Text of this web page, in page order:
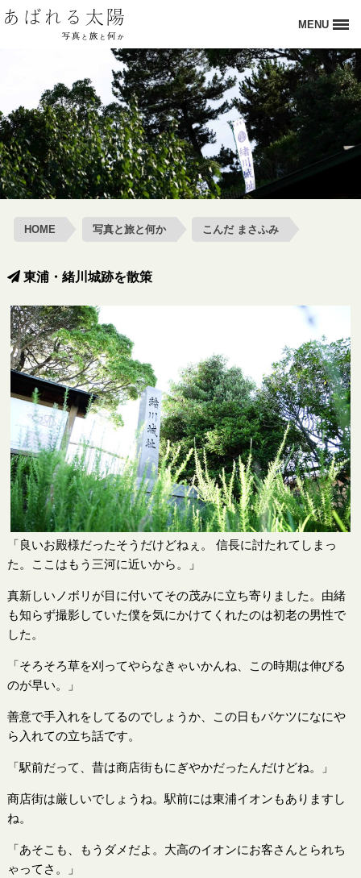
MENU
写真と旅と何か
旅寫眞部
オトナの野外活動
お問い合わせ
HOME 写真と旅と何か こんだ まさふみ
東浦・緒川城跡を散策
「良いお殿様だったそうだけどねぇ。 信長に討たれてしまっ
た。ここはもう三河に近いから。」
真新しいノボリが目に付いてその茂みに立ち寄りました。由緒
も知らず撮影していた僕を気にかけてくれたのは初老の男性で
した。
「そろそろ草を刈ってやらなきゃいかんね、この時期は伸びる
のが早い。」
善意で手入れをしてるのでしょうか、この日もバケツになにや
ら入れての立ち話です。
「駅前だって、昔は商店街もにぎやかだったんだけどね。」
商店街は厳しいでしょうね。駅前には東浦イオンもありますし
ね。
「あそこも、もうダメだよ。大高のイオンにお客さんとられち
ゃってさ。」